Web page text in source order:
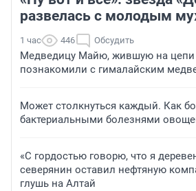
развелась с молодым
1 час 446 Обсудить
Медведицу Майю, жившую на цепи
познакомили с гималайским
Может столкнуться каждый. Как
бактериальными болезнями
«С гордостью говорю, что я
северянин оставил нефтяную
глушь на Алтай